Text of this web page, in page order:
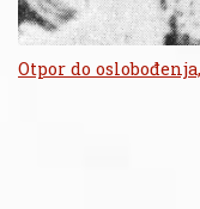
Otpor do